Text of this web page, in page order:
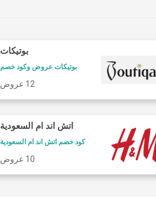
كود خصم طيران الاتحاد
كود خصم طيران الاتحاد
بوتيكات
بوتيكات عروض وكود خصم
12 عروض
اتش اند ام السعودية
كود خصم اتش اند ام السعودية
10 عروض